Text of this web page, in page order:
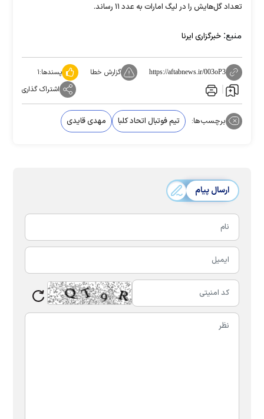
تعداد گل‌هایش را در لیگ امارات به عدد ۱۱ رساند.
منبع: خبرگزاری ایرنا
https://aftabnews.ir/003oP3 گزارش خطا پسندها:۱
اشتراک گذاری
برچسب‌ها: تیم فوتبال اتحاد کلبا مهدی قایدی
ارسال پیام